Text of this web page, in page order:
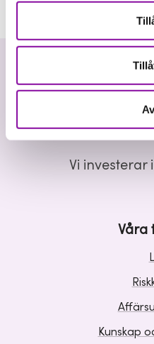
Vi investerar
Våra
Kunskap